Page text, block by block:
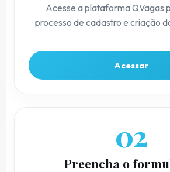
Acesse a plataforma QVagas
processo de cadastro e criação
Acessar
02
Preencha o